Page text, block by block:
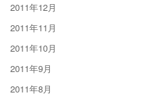
2011年12月
2011年11月
2011年10月
2011年9月
2011年8月